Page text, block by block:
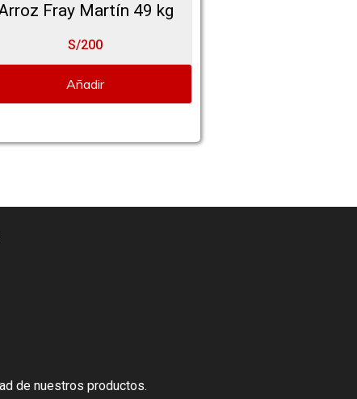
Fray Martín 49 kg
S/200
Añadir
de nuestros productos.